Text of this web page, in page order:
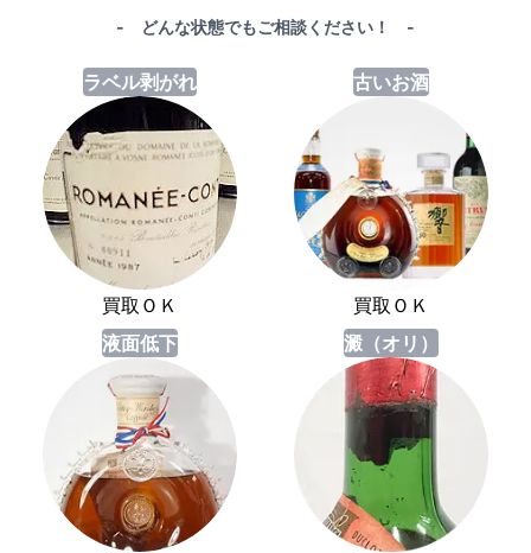
- どんな状態でもご相談ください！ -
ラベル剥がれ
買取ＯＫ
古いお酒
買取ＯＫ
液面低下
澱（オリ）